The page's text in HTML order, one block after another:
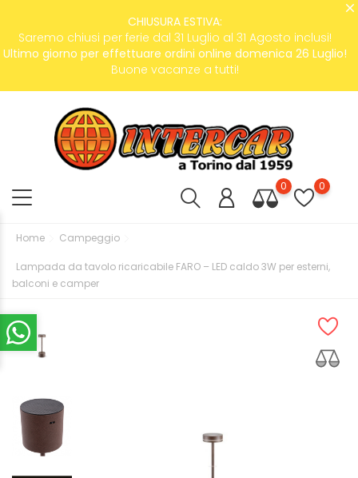
CHIUSURA ESTIVA:
Saremo chiusi per ferie dal 31 Luglio al 31 Agosto inclusi!
Ultimo giorno per effettuare ordini online domenica 26 Luglio!
Buone vacanze a tutti!
0 0
Home Campeggio
Lampada da tavolo ricaricabile FARO – LED caldo 3W per esterni,
balconi e camper